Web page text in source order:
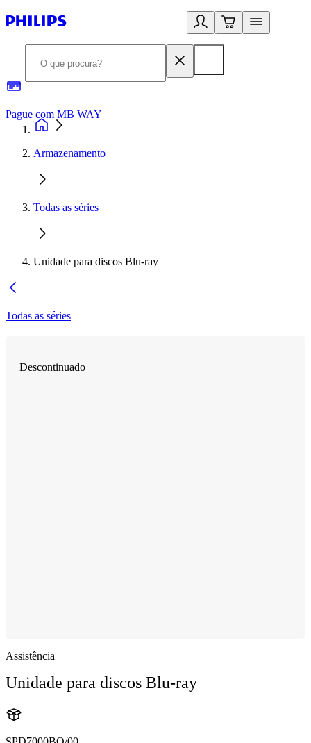
Pague com MB WAY
Armazenamento
Todas as séries
Unidade para discos Blu-ray
Todas as séries
Descontinuado
Assistência
Unidade para discos Blu-ray